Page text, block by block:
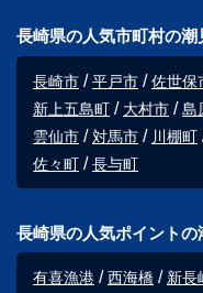
長崎県の人気市町村の潮
長崎市 平戸市 佐世保
新上五島町
大村市 島
雲仙市
対馬市 川棚町
佐々町
長与町
長崎県の人気ポイントの
有喜漁港 西海橋 新長